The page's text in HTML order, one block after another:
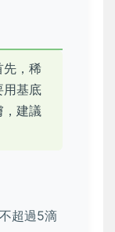
先，稀
用基底
建議
超過5滴